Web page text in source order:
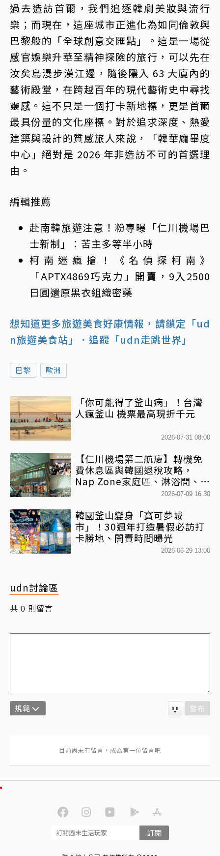
過去造訪首爾，我們追逐韓劇美妝與流行
樂；而現在，這座城市正進化為如同倫敦與
巴黎般的「全球創意交匯點」。這是一場從
感官娛樂升華至精神探險的旅行，可以先在
汝矣島漫步漢江邊，隨後隱入 63 大廈內的
藝術殿堂，在跨越百年的現代藝術史中尋找
靈感。這不只是一個打卡新地標，更是首爾
最具份量的文化座標。對於追求深度、熱愛
建築與設計的質感旅人來說，「韓華龐畢度
中心」絕對是 2026 年非造訪不可的首選理
由。
編輯推薦
赴南韓旅遊注意！粉專曝「仁川機場巴
士新制」：苦主多等半小時
柯南迷瘋搶！《名偵探柯南》
「APTX4869巧克力」開賣，9入2500
日圓還原黑衣組織密藥
想知道更多旅遊美食好康情報，請鎖定「ud
n旅遊美食站」
．追蹤「udn走跳世界」
巴黎 歐洲
「你可能得了釜山病」！台灣
人瘋釜山 機票最高現折千元
2026-07-31 08:00
【仁川機場第二航廈】轉機免
費休息區與韓國退稅攻略，
Nap Zone家庭區、淋浴間、美
2026-07-09 16:30
韓國釜山變身「寶可夢城
市」！30週年打造暑假必訪打
卡勝地、開賣時間曝光
2026-06-29 13:00
udn討論區
共 0 則留言
規範 發布
訂閱